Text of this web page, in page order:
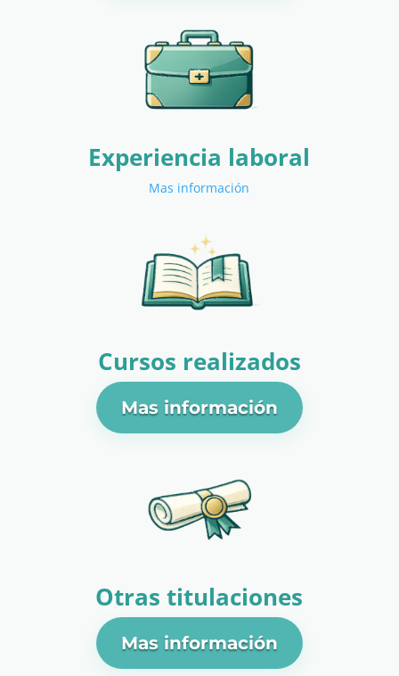
Experiencia laboral
Mas información
Cursos realizados
Mas información
Otras titulaciones
Mas información